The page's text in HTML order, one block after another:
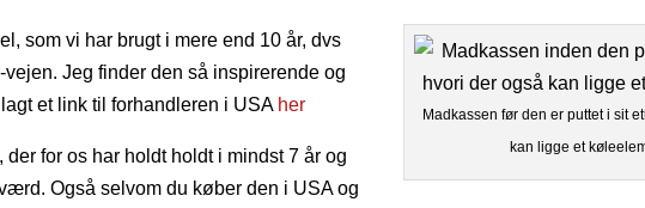
Madkassen før den er puttet i sit
kan ligge et
som vi har brugt i mere end 10 år, dvs
Jeg finder den så inspirerende og
et link til forhandleren i USAher
der for os har holdt holdt i mindst 7 år og
Også selvom du køber den i USA og